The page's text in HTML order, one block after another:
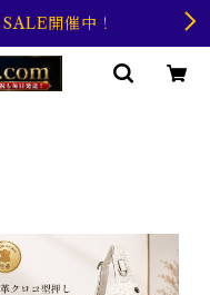
開催中！